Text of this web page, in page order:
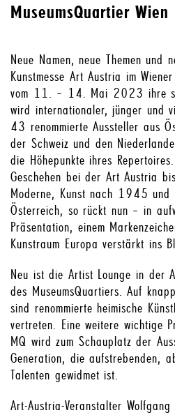
MuseumsQuartier Wien
Neue Namen, neue Themen und
Kunstmesse Art Austria im
vom 11. – 14. Mai 2023 ihre
wird internationaler, jünger und
43 renommierte Aussteller aus
der Schweiz und den
die Höhepunkte ihres
Geschehen bei der Art Austria
Moderne, Kunst nach 1945 und
Österreich, so rückt nun – in
Präsentation, einem
Kunstraum Europa verstärkt ins
Neu ist die Artist Lounge in der
des MuseumsQuartiers. Auf
sind renommierte heimische
vertreten. Eine weitere wichtige
MQ wird zum Schauplatz der
Generation, die aufstrebenden,
Talenten gewidmet ist.
Art-Austria-Veranstalter Wolfgang